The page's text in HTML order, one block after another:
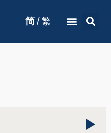
简 / 繁